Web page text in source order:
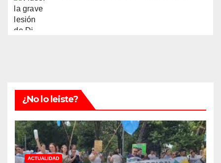
¿No lo leiste?
ACTUALIDAD